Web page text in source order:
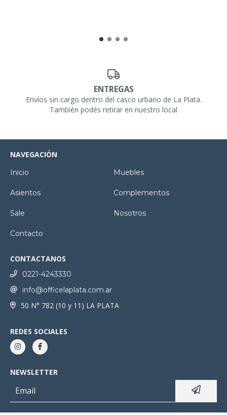
ENTREGAS
Envíos sin cargo dentro del casco urbano de La Plata.
También podés retirar en nuestro local
NAVEGACIÓN
Inicio Muebles
Asientos Complementos
Sale Nosotros
Contacto
CONTACTANOS
0221-4243330
info@officelaplata.com.ar
50 N° 782 (10 y 11) LA PLATA
REDES SOCIALES
NEWSLETTER